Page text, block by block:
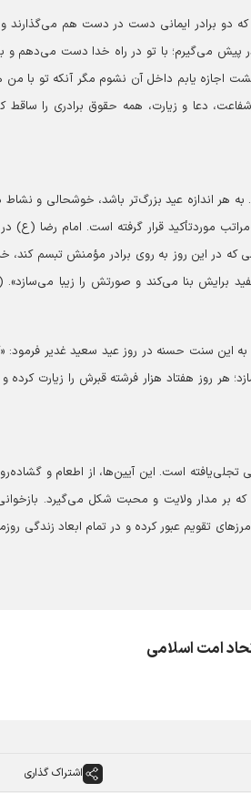
دو برادر ایمانی دست در دست هم می‌گذارند و
پیش می‌گیرم؛ با تو در راه خدا دست می‌دهم و
اجازه یابم داخل آن نشوم مگر آنکه تو با من
دعا و زیارت، همه حقوق برادری را ساقط
هر اندازه عید بزرگ‌تر باشد، خوشحالی و نشاط
موردتأکید قرار گرفته است. امام رضا (ع)
در این روز به روی برادر مؤمنش تبسم کند،
برایش بنا می‌کند و صورتش را زیبا می‌سازد».
به این سنت حسنه در روز عید سعید غدیر فرمود:
هر روز هفتاد هزار فرشته قبرش را زیارت کرده و
است. این آیین‌ها، از اطعام و
که بر مدار ولایت و محبت شکل می‌گیرد.
تقویم عبور کرده و در تمام ابعاد زندگی
امت اسلامی
اشتراک گذاری